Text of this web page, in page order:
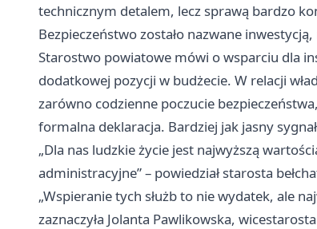
technicznym detalem, lecz sprawą bardzo
Bezpieczeństwo zostało nazwane
Starostwo powiatowe mówi o wsparciu dla
dodatkowej pozycji w budżecie. W relacji
zarówno codzienne poczucie
formalna deklaracja. Bardziej jak jasny
„Dla nas ludzkie życie jest najwyższą
administracyjne” – powiedział starosta
„Wspieranie tych służb to nie wydatek, ale
zaznaczyła Jolanta Pawlikowska,